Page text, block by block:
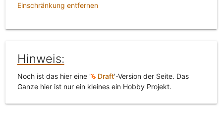
Einschränkung entfernen
Hinweis:
Noch ist das hier eine ' Draft'-Version der Seite. Das
Ganze hier ist nur ein kleines ein Hobby Projekt.